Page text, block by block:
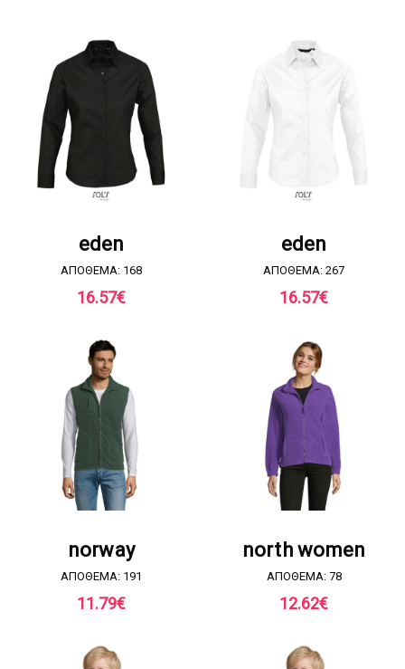
eden
ΑΠΟΘΕΜΑ: 168
16.57€
eden
ΑΠΟΘΕΜΑ: 267
16.57€
norway
ΑΠΟΘΕΜΑ: 191
11.79€
north women
ΑΠΟΘΕΜΑ: 78
12.62€